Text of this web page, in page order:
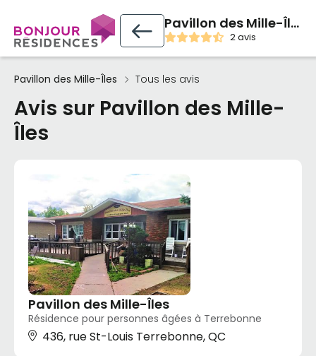
Pavillon des Mille-Îles
2 avis
Pavillon des Mille-Îles Tous les avis
Avis sur Pavillon des Mille-
Îles
Pavillon des Mille-Îles
Résidence pour personnes âgées à Terrebonne
436, rue St-Louis Terrebonne, QC